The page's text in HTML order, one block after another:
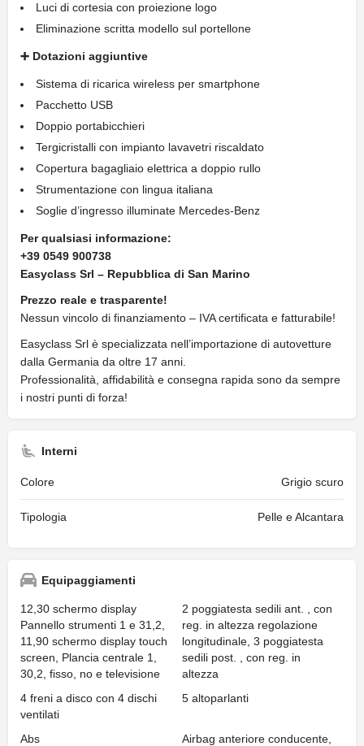
Luci di cortesia con proiezione logo
Eliminazione scritta modello sul portellone
➕ Dotazioni aggiuntive
Sistema di ricarica wireless per smartphone
Pacchetto USB
Doppio portabicchieri
Tergicristalli con impianto lavavetri riscaldato
Copertura bagagliaio elettrica a doppio rullo
Strumentazione con lingua italiana
Soglie d’ingresso illuminate Mercedes-Benz
Per qualsiasi informazione:
+39 0549 900738
Easyclass Srl – Repubblica di San Marino
Prezzo reale e trasparente!
Nessun vincolo di finanziamento – IVA certificata e fatturabile!
Easyclass Srl è specializzata nell’importazione di autovetture
dalla Germania da oltre 17 anni.
Professionalità, affidabilità e consegna rapida sono da sempre
i nostri punti di forza!
Interni
Colore Grigio scuro
Tipologia Pelle e Alcantara
Equipaggiamenti
12,30 schermo display
Pannello strumenti 1 e 31,2,
11,90 schermo display touch
screen, Plancia centrale 1,
30,2, fisso, no e televisione
2 poggiatesta sedili ant. , con
reg. in altezza regolazione
longitudinale, 3 poggiatesta
sedili post. , con reg. in
altezza
4 freni a disco con 4 dischi
ventilati
5 altoparlanti
Abs
Airbag anteriore conducente,